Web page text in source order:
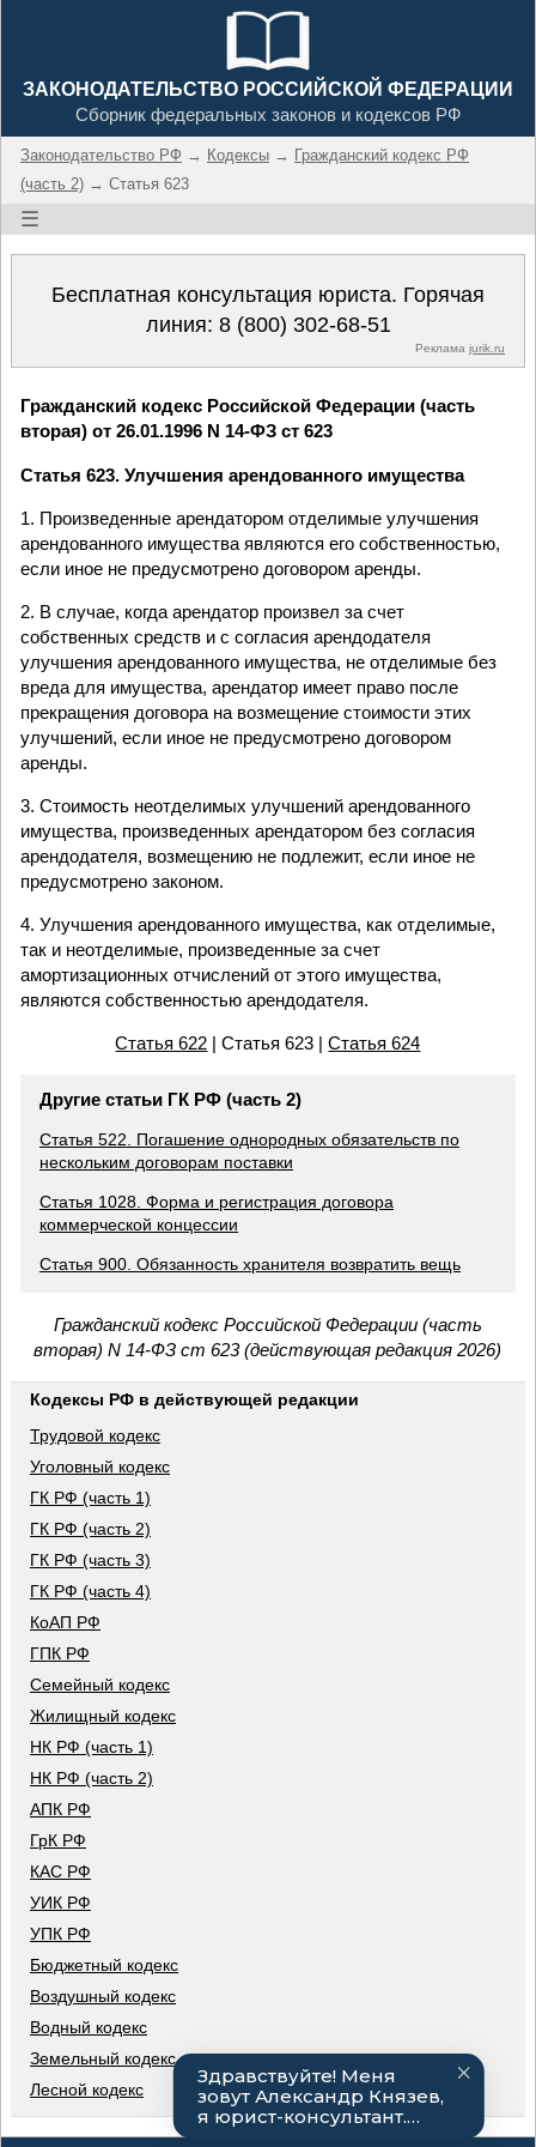
ЗАКОНОДАТЕЛЬСТВО РОССИЙСКОЙ ФЕДЕРАЦИИ
Сборник федеральных законов и кодексов РФ
Законодательство РФ → Кодексы → Гражданский кодекс РФ
(часть 2) → Статья 623
☰
Бесплатная консультация юриста. Горячая
линия: 8 (800) 302-68-51
Реклама jurik.ru
Гражданский кодекс Российской Федерации (часть
вторая) от 26.01.1996 N 14-ФЗ ст 623
Статья 623. Улучшения арендованного имущества
1. Произведенные арендатором отделимые улучшения
арендованного имущества являются его собственностью,
если иное не предусмотрено договором аренды.
2. В случае, когда арендатор произвел за счет
собственных средств и с согласия арендодателя
улучшения арендованного имущества, не отделимые без
вреда для имущества, арендатор имеет право после
прекращения договора на возмещение стоимости этих
улучшений, если иное не предусмотрено договором
аренды.
3. Стоимость неотделимых улучшений арендованного
имущества, произведенных арендатором без согласия
арендодателя, возмещению не подлежит, если иное не
предусмотрено законом.
4. Улучшения арендованного имущества, как отделимые,
так и неотделимые, произведенные за счет
амортизационных отчислений от этого имущества,
являются собственностью арендодателя.
Статья 622 | Статья 623 |Статья 624
Другие статьи ГК РФ (часть 2)
Статья 522. Погашение однородных обязательств по
нескольким договорам поставки
Статья 1028. Форма и регистрация договора
коммерческой концессии
Статья 900. Обязанность хранителя возвратить вещь
Гражданский кодекс Российской Федерации (часть
вторая) N 14-ФЗ ст 623 (действующая редакция 2026)
Кодексы РФ в действующей редакции
Трудовой кодекс
Уголовный кодекс
ГК РФ (часть 1)
ГК РФ (часть 2)
ГК РФ (часть 3)
ГК РФ (часть 4)
КоАП РФ
ГПК РФ
Семейный кодекс
Жилищный кодекс
НК РФ (часть 1)
НК РФ (часть 2)
АПК РФ
ГрК РФ
КАС РФ
УИК РФ
УПК РФ
Бюджетный кодекс
Воздушный кодекс
Водный кодекс
Земельный кодекс
Лесной кодекс